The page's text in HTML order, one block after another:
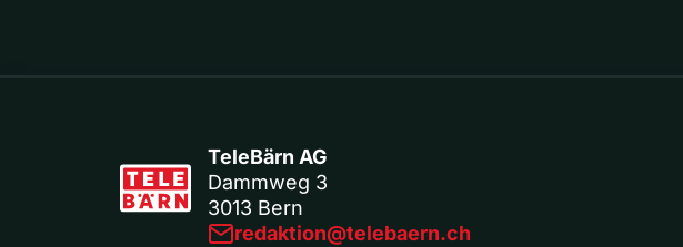
TeleBärn AG
Dammweg 3
3013 Bern
redaktion@telebaern.ch